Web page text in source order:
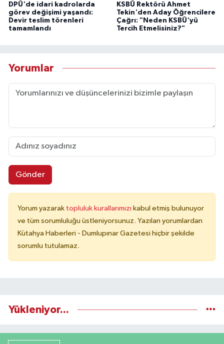
DPÜ'de idari kadrolarda
görev değişimi yaşandı:
Devir teslim törenleri
tamamlandı
KSBÜ Rektörü Ahmet
Tekin'den Aday Öğrencilere
Çağrı: "Neden KSBÜ'yü
Tercih Etmelisiniz?"
Yorumlar
Gönder
Yorum yazarak topluluk kurallarımızı kabul etmiş bulunuyor
ve tüm sorumluluğu üstleniyorsunuz. Yazılan yorumlardan
Kütahya Haberleri - Dumlupınar Gazetesi hiçbir şekilde
sorumlu tutulamaz.
Yükleniyor...